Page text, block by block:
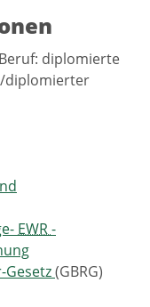
diplomierte
diplomierter
EWR-
(GBRG)